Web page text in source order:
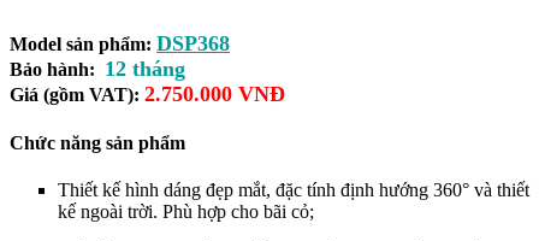
Model sản phẩm: DSP368
Bảo hành: 12 tháng
Giá (gồm VAT): 2.750.000 VNĐ
Chức năng sản phẩm
Thiết kế hình dáng đẹp mắt, đặc tính định hướng 360° và thiết
kế ngoài trời. Phù hợp cho bãi cỏ;